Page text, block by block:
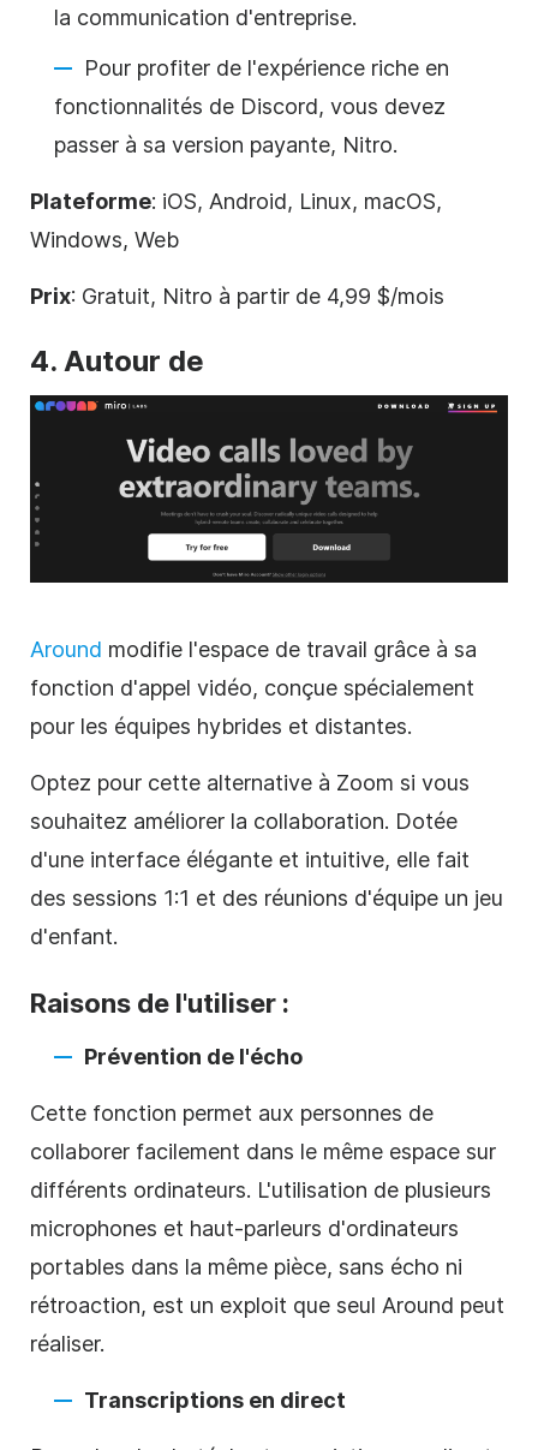
la communication d'entreprise.
Pour profiter de l'expérience riche en
fonctionnalités de Discord, vous devez
passer à sa version payante, Nitro.
Plateforme: iOS, Android, Linux, macOS,
Windows, Web
Prix: Gratuit, Nitro à partir de 4,99 $/mois
4. Autour de
Around modifie l'espace de travail grâce à sa
fonction d'appel vidéo, conçue spécialement
pour les équipes hybrides et distantes.
Optez pour cette alternative à Zoom si vous
souhaitez améliorer la collaboration. Dotée
d'une interface élégante et intuitive, elle fait
des sessions 1:1 et des réunions d'équipe un jeu
d'enfant.
Raisons de l'utiliser :
Prévention de l'écho
Cette fonction permet aux personnes de
collaborer facilement dans le même espace sur
différents ordinateurs. L'utilisation de plusieurs
microphones et haut-parleurs d'ordinateurs
portables dans la même pièce, sans écho ni
rétroaction, est un exploit que seul Around peut
réaliser.
Transcriptions en direct